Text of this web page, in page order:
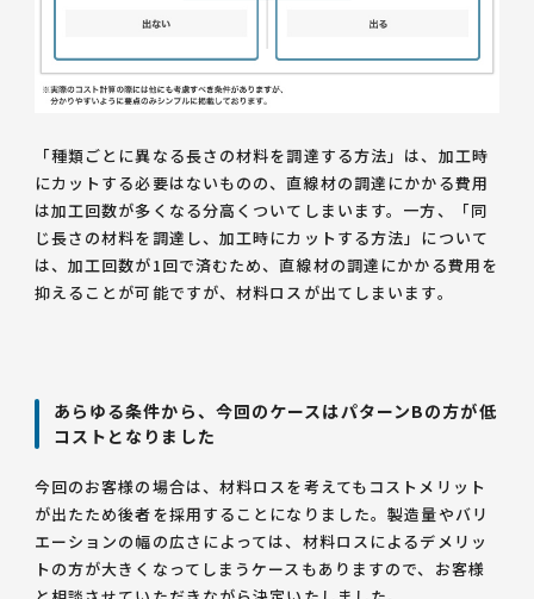
「種類ごとに異なる長さの材料を調達する方法」は、加工時
にカットする必要はないものの、直線材の調達にかかる費用
は加工回数が多くなる分高くついてしまいます。一方、「同
じ長さの材料を調達し、加工時にカットする方法」について
は、加工回数が1回で済むため、直線材の調達にかかる費用を
抑えることが可能ですが、材料ロスが出てしまいます。
あらゆる条件から、今回のケースはパターンBの方が低
コストとなりました
今回のお客様の場合は、材料ロスを考えてもコストメリット
が出たため後者を採用することになりました。製造量やバリ
エーションの幅の広さによっては、材料ロスによるデメリッ
トの方が大きくなってしまうケースもありますので、お客様